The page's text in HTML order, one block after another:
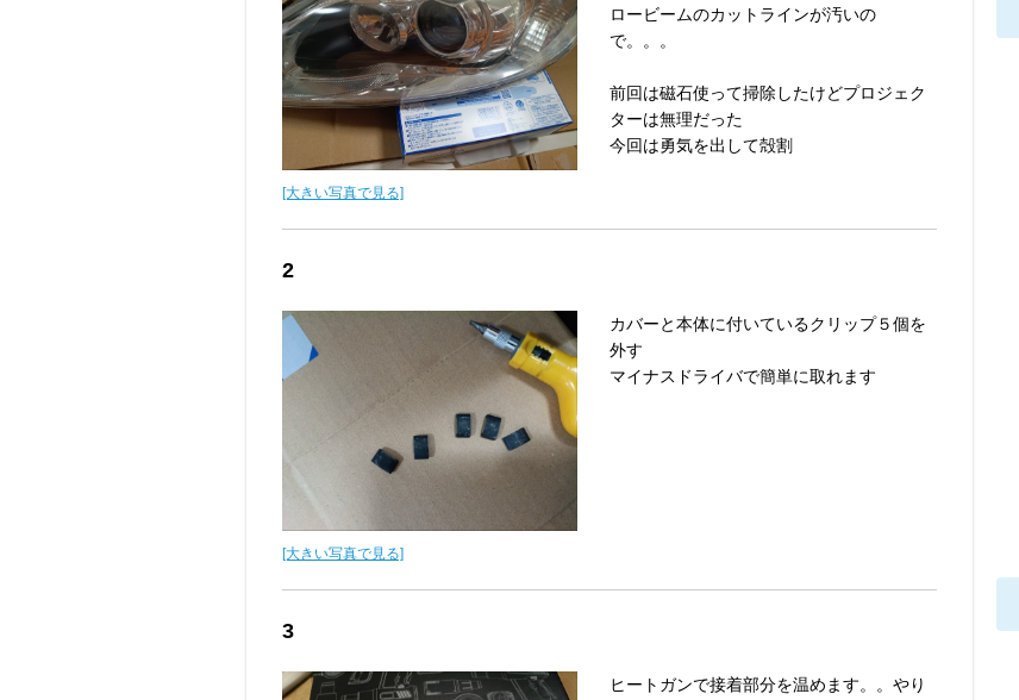
[大きい写真で見る]
ロービームのカットラインが汚いの
で。。。
前回は磁石使って掃除したけどプロジェク
ターは無理だった
今回は勇気を出して殻割
2
[大きい写真で見る]
カバーと本体に付いているクリップ５個を
外す
マイナスドライバで簡単に取れます
3
ヒートガンで接着部分を温めます。。やり